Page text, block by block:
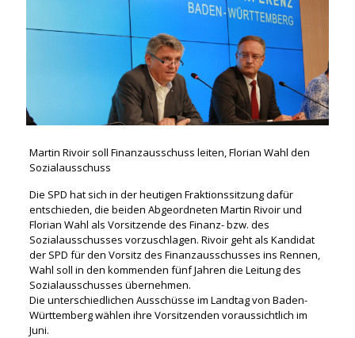
Martin Rivoir soll Finanzausschuss leiten, Florian Wahl den
Sozialausschuss
Die SPD hat sich in der heutigen Fraktionssitzung dafür
entschieden, die beiden Abgeordneten Martin Rivoir und
Florian Wahl als Vorsitzende des Finanz- bzw. des
Sozialausschusses vorzuschlagen. Rivoir geht als Kandidat
der SPD für den Vorsitz des Finanzausschusses ins Rennen,
Wahl soll in den kommenden fünf Jahren die Leitung des
Sozialausschusses übernehmen.
Die unterschiedlichen Ausschüsse im Landtag von Baden-
Württemberg wählen ihre Vorsitzenden voraussichtlich im
Juni.